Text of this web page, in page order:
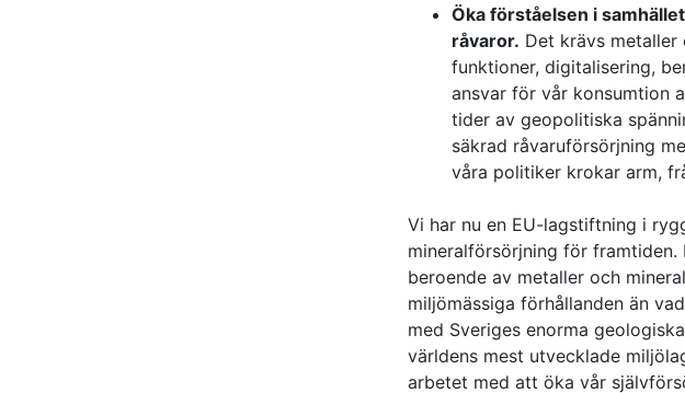
Öka förståelsen i
råvaror. Det krävs
funktioner, digitalisering,
ansvar för vår konsumtion
tider av geopolitiska
säkrad råvaru­försörjning
våra politiker krokar arm,
Vi har nu en EU-lagstiftning i
mineral­försörjning för
beroende av metaller och
miljömässiga förhållanden än
med Sveriges enorma
världens mest utvecklade
arbetet med att öka vår